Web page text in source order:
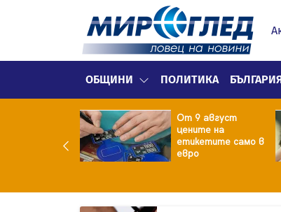
ОБЩИНИ ПОЛИТИКА
От 9 август
цените на
етикетите само в
евро